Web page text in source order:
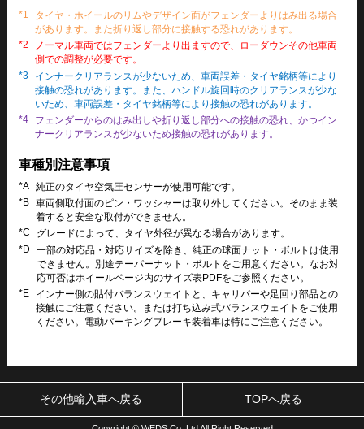
*1
タイヤ・ホイールのリムやデザイン面がフェンダーよりはみ出る場合
があります。また折り返し部分に接触する恐れがあります。
*2
ノーマル車両ではフェンダーより出ますので、ローダウンその他車両
側での調整が必要です。
*3
インナークリアランスが少ないため、車両誤差・タイヤ銘柄等により
接触の恐れがあります。また、ハンドル旋回時のクリアランスが少な
いため、車両誤差・タイヤ銘柄等により接触の恐れがあります。
*4
フェンダーからのはみ出しや折り返し部分への接触の恐れ、かつイン
ナークリアランスが少ないため接触の恐れがあります。
車種別注意事項
*A 純正のタイヤ空気圧センサーが使用可能です。
*B 車両側取付面のピン・ワッシャーは取り外してください。そのまま装
着すると安全な取付ができません。
*C
グレードによって、タイヤ外径が異なる場合があります。
*D
一部の対応品・対応サイズを除き、純正の球面ナット・ボルトは使用
できません。別途テーパーナット・ボルトをご用意ください。なお対
応可否はホイールページ内のサイズ表PDFをご参照ください。
*E
インナー側の貼付バランスウェイトと、キャリパーや足回り部品との
接触にご注意ください。または打ち込み式バランスウェイトをご使用
ください。電動パーキングブレーキ装着車は特にご注意ください。
その他輸入車へ戻る TOPへ戻る